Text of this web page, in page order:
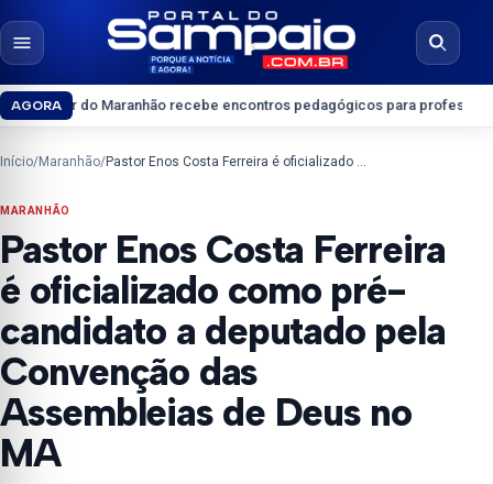
Pular para o conteúdo
Abrir menu
Abrir
AGORArecebe encontros pedagógicos para professores do Ensino
Início/Maranhão/ Pastor Enos Costa Ferreira é oficializado como pré-candidato a deputado pela Convenção das Assembleias de Deus no MA
MARANHÃO
Pastor Enos Costa Ferreira
é oficializado como pré-
candidato a deputado pela
Convenção das
Assembleias de Deus no
MA